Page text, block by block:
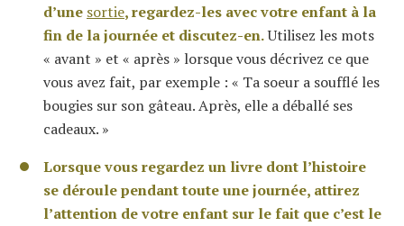
d’une sortie, regardez-les avec votre enfant à la
fin de la journée et discutez-en.Utilisez les mots
« avant » et « après » lorsque vous décrivez ce que
vous avez fait, par exemple : « Ta soeur a soufflé les
bougies sur son gâteau. Après, elle a déballé ses
cadeaux. »
Lorsque vous regardez un livre dont l’histoire
se déroule pendant toute une journée, attirez
l’attention de votre enfant sur le fait que c’est le